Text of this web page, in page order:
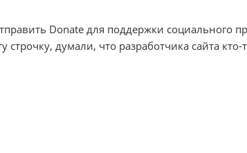
Donate для поддержки социального
строчку, думали, что разработчика сайта